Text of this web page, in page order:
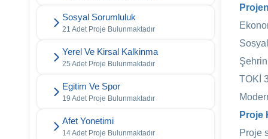
Sosyal Sorumluluk
21 Adet Proje Bulunmaktadır
Yerel Ve Kirsal Kalkinma
25 Adet Proje Bulunmaktadır
Egitim Ve Spor
19 Adet Proje Bulunmaktadır
Afet Yonetimi
14 Adet Proje Bulunmaktadır
TOKİ
Proje
Proje